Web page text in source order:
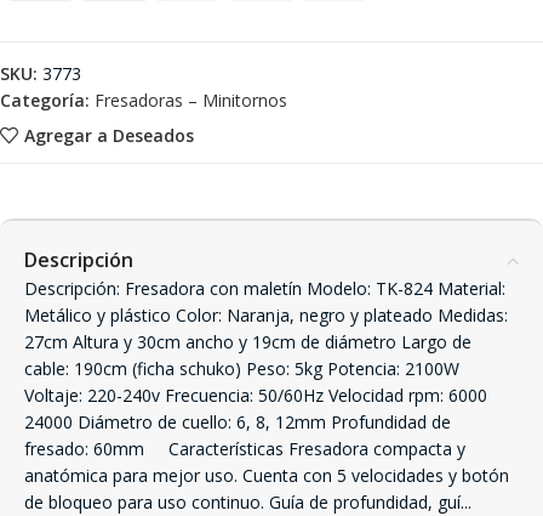
Agregar a Deseados
SKU: 3773
Categoría: Fresadoras – Minitornos
Descripción
Descripción: Fresadora con maletín Modelo: TK-824 Material:
Metálico y plástico Color: Naranja, negro y plateado Medidas:
27cm Altura y 30cm ancho y 19cm de diámetro Largo de
cable: 190cm (ficha schuko) Peso: 5kg Potencia: 2100W
Voltaje: 220-240v Frecuencia: 50/60Hz Velocidad rpm: 6000 
24000 Diámetro de cuello: 6, 8, 12mm Profundidad de
fresado: 60mm Características Fresadora compacta y
anatómica para mejor uso. Cuenta con 5 velocidades y botón
de bloqueo para uso continuo. Guía de profundidad, guí...